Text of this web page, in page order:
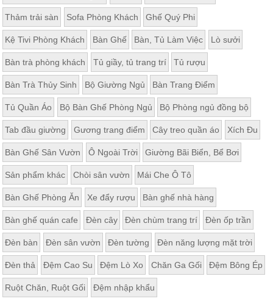
Thảm trải sàn Sofa Phòng Khách Ghế Quý Phi
Kệ Tivi Phòng Khách Bàn Ghế Bàn, Tủ Làm Việc Lò sưởi
Bàn trà phòng khách Tủ giầy, tủ trang trí Tủ rượu
Bàn Trà Thủy Sinh Bộ Giường Ngủ Bàn Trang Điểm
Tủ Quần Áo Bộ Bàn Ghế Phòng Ngủ Bộ Phòng ngủ đồng bộ
Tab đầu giường Gương trang điểm Cây treo quần áo Xích Đu
Bàn Ghế Sân Vườn Ô Ngoài Trời Giường Bãi Biển, Bể Bơi
Sản phẩm khác Chòi sân vườn Mái Che Ô Tô
Bàn Ghế Phòng Ăn Xe đẩy rượu Bàn ghế nhà hàng
Bàn ghế quán cafe Đèn cây Đèn chùm trang trí Đèn ốp trần
Đèn bàn Đèn sân vườn Đèn tường Đèn năng lượng mặt trời
Đèn thả Đệm Cao Su Đệm Lò Xo Chăn Ga Gối Đệm Bông Ép
Ruột Chăn, Ruột Gối Đệm nhập khẩu